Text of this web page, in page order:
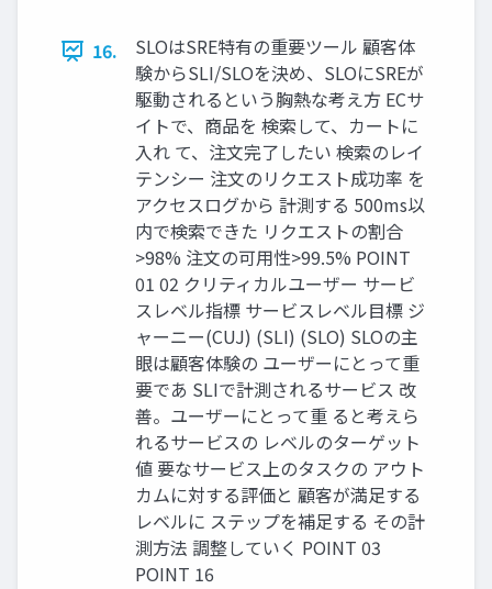
16.
SLOはSRE特有の重要ツール 顧客体
験からSLI/SLOを決め、SLOにSREが
駆動されるという胸熱な考え方 ECサ
イトで、商品を 検索して、カートに
入れ て、注文完了したい 検索のレイ
テンシー 注文のリクエスト成功率 を
アクセスログから 計測する 500ms以
内で検索できた リクエストの割合
>98% 注文の可用性>99.5% POINT
01 02 クリティカルユーザー サービ
スレベル指標 サービスレベル目標 ジ
ャーニー(CUJ) (SLI) (SLO) SLOの主
眼は顧客体験の ユーザーにとって重
要であ SLIで計測されるサービス 改
善。ユーザーにとって重 ると考えら
れるサービスの レベルのターゲット
値 要なサービス上のタスクの アウト
カムに対する評価と 顧客が満足する
レベルに ステップを補足する その計
測方法 調整していく POINT 03
POINT 16